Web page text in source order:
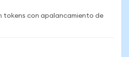
tokens con apalancamiento de